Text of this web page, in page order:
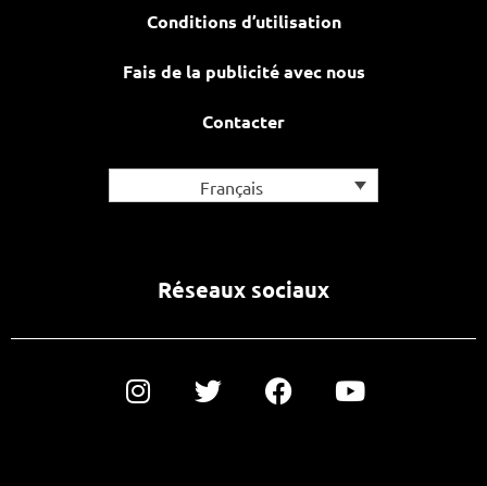
Conditions d’utilisation
Fais de la publicité avec nous
Contacter
Français
Réseaux sociaux